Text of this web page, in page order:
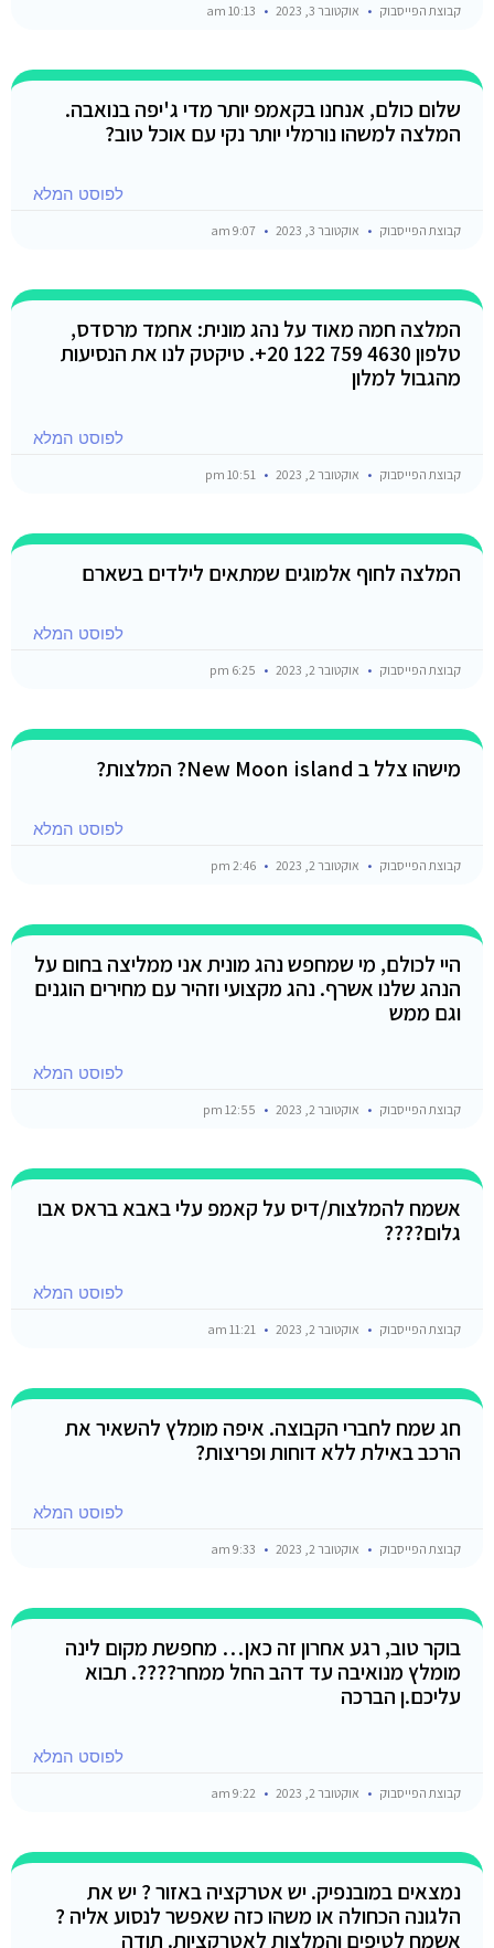
קבוצת הפייסבוק אוקטובר 3, 2023
שלום כולם, אנחנו בקאמפ יותר מדי ג'יפה בנואבה.
המלצה למשהו נורמלי יותר נקי עם אוכל טוב?
לפוסט המלא
קבוצת הפייסבוק אוקטובר 3, 2023
המלצה חמה מאוד על נהג מונית: אחמד מרסדס,
טלפון 4630 759 122 20+. טיקטק לנו את הנסיעות
מהגבול למלון
לפוסט המלא
קבוצת הפייסבוק אוקטובר 2, 2023
המלצה לחוף אלמוגים שמתאים לילדים בשארם
לפוסט המלא
קבוצת הפייסבוק אוקטובר 2, 2023
מישהו צלל ב New Moon island? המלצות?
לפוסט המלא
קבוצת הפייסבוק אוקטובר 2, 2023
היי לכולם, מי שמחפש נהג מונית אני ממליצה בחום על
הנהג שלנו אשרף. נהג מקצועי וזהיר עם מחירים הוגנים
וגם ממש
לפוסט המלא
קבוצת הפייסבוק אוקטובר 2, 2023
אשמח להמלצות/דיס על קאמפ עלי באבא בראס אבו
גלום????
לפוסט המלא
קבוצת הפייסבוק אוקטובר 2, 2023
חג שמח לחברי הקבוצה. איפה מומלץ להשאיר את
הרכב באילת ללא דוחות ופריצות?
לפוסט המלא
קבוצת הפייסבוק אוקטובר 2, 2023
בוקר טוב, רגע אחרון זה כאן… מחפשת מקום לינה
מומלץ מנואיבה עד דהב החל ממחר????. תבוא
עליכם.ן הברכה
לפוסט המלא
קבוצת הפייסבוק אוקטובר 2, 2023
נמצאים במובנפיק. יש אטרקציה באזור ? יש את
הלגונה הכחולה או משהו כזה שאפשר לנסוע אליה ?
אשמח לטיפים והמלצות לאטרקציות. תודה